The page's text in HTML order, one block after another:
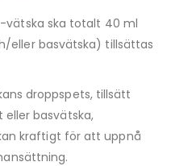
vätska ska totalt 40 ml
eller basvätska) tillsättas
droppspets, tillsätt
basvätska,
kraftigt för att uppnå